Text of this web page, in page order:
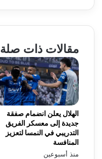
مقالات ذات صلة
الهلال يعلن انضمام صفقة
جديدة إلى معسكر الفريق
التدريبي في النمسا لتعزيز
المنافسة
منذ أسبوعين